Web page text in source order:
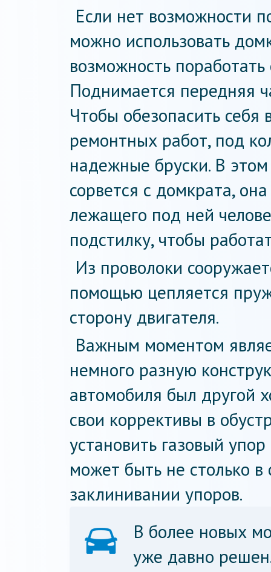
Если нет возможности
можно использовать
возможность
Поднимается передняя
Чтобы обезопасить
ремонтных работ, под
надежные бруски. В
сорвется с домкрата,
лежащего под ней
подстилку, чтобы
Из проволоки
помощью цепляется
сторону двигателя.
Важным моментом
немного разную
автомобиля был другой
свои коррективы в
установить газовый
может быть не столько в
заклинивании упоров.
В более новых
уже давно